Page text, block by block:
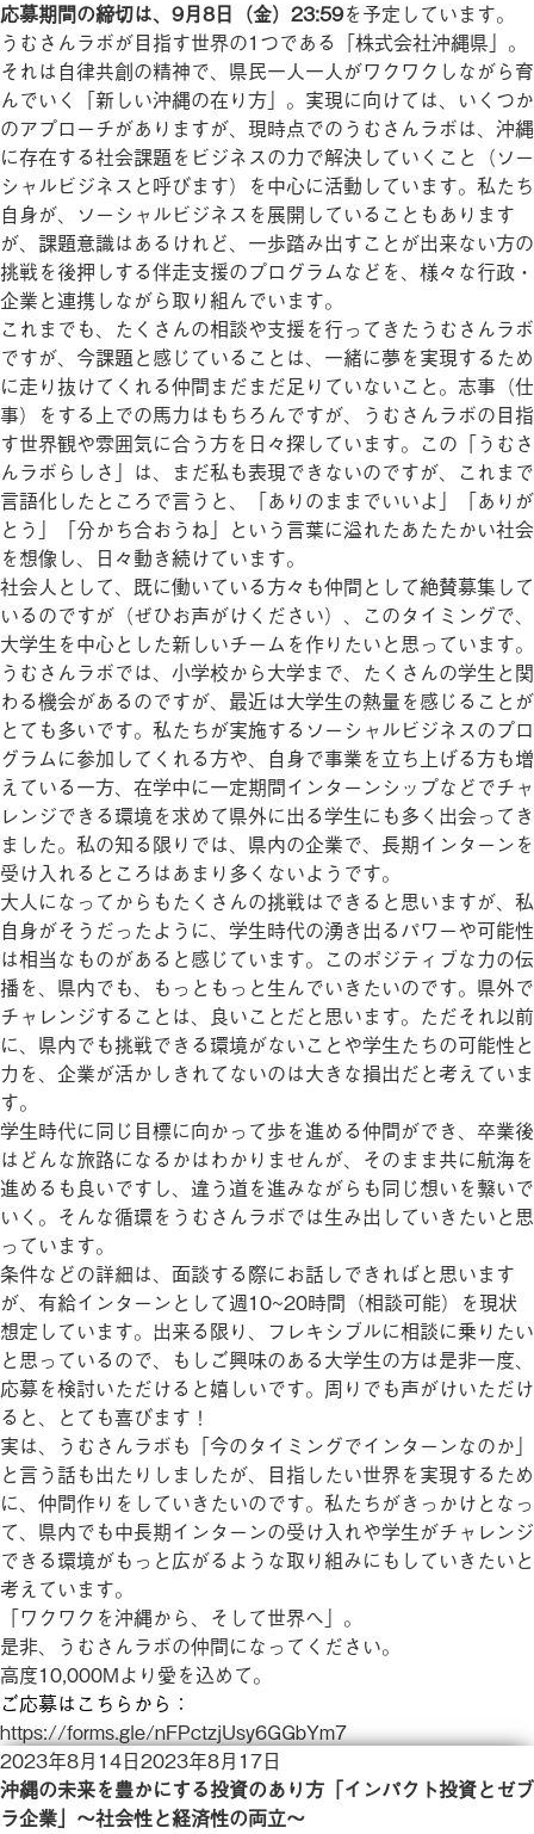
応募期間の締切は、9月8日（金）23:59を予定しています。
うむさんラボが目指す世界の1つである「株式会社沖縄県」。
それは自律共創の精神で、県民一人一人がワクワクしながら育
んでいく「新しい沖縄の在り方」。実現に向けては、いくつか
のアプローチがありますが、現時点でのうむさんラボは、沖縄
に存在する社会課題をビジネスの力で解決していくこと（ソー
シャルビジネスと呼びます）を中心に活動しています。私たち
自身が、ソーシャルビジネスを展開していることもあります
が、課題意識はあるけれど、一歩踏み出すことが出来ない方の
挑戦を後押しする伴走支援のプログラムなどを、様々な行政・
企業と連携しながら取り組んでいます。
これまでも、たくさんの相談や支援を行ってきたうむさんラボ
ですが、今課題と感じていることは、一緒に夢を実現するため
に走り抜けてくれる仲間まだまだ足りていないこと。志事（仕
事）をする上での馬力はもちろんですが、うむさんラボの目指
す世界観や雰囲気に合う方を日々探しています。この「うむさ
んラボらしさ」は、まだ私も表現できないのですが、これまで
言語化したところで言うと、「ありのままでいいよ」「ありが
とう」「分かち合おうね」という言葉に溢れたあたたかい社会
を想像し、日々動き続けています。
社会人として、既に働いている方々も仲間として絶賛募集して
いるのですが（ぜひお声がけください）、このタイミングで、
大学生を中心とした新しいチームを作りたいと思っています。
うむさんラボでは、小学校から大学まで、たくさんの学生と関
わる機会があるのですが、最近は大学生の熱量を感じることが
とても多いです。私たちが実施するソーシャルビジネスのプロ
グラムに参加してくれる方や、自身で事業を立ち上げる方も増
えている一方、在学中に一定期間インターンシップなどでチャ
レンジできる環境を求めて県外に出る学生にも多く出会ってき
ました。私の知る限りでは、県内の企業で、長期インターンを
受け入れるところはあまり多くないようです。
大人になってからもたくさんの挑戦はできると思いますが、私
自身がそうだったように、学生時代の湧き出るパワーや可能性
は相当なものがあると感じています。このポジティブな力の伝
播を、県内でも、もっともっと生んでいきたいのです。県外で
チャレンジすることは、良いことだと思います。ただそれ以前
に、県内でも挑戦できる環境がないことや学生たちの可能性と
力を、企業が活かしきれてないのは大きな損出だと考えていま
す。
学生時代に同じ目標に向かって歩を進める仲間ができ、卒業後
はどんな旅路になるかはわかりませんが、そのまま共に航海を
進めるも良いですし、違う道を進みながらも同じ想いを繋いで
いく。そんな循環をうむさんラボでは生み出していきたいと思
っています。
条件などの詳細は、面談する際にお話しできればと思います
が、有給インターンとして週10~20時間（相談可能）を現状
想定しています。出来る限り、フレキシブルに相談に乗りたい
と思っているので、もしご興味のある大学生の方は是非一度、
応募を検討いただけると嬉しいです。周りでも声がけいただけ
ると、とても喜びます！
実は、うむさんラボも「今のタイミングでインターンなのか」
と言う話も出たりしましたが、目指したい世界を実現するため
に、仲間作りをしていきたいのです。私たちがきっかけとなっ
て、県内でも中長期インターンの受け入れや学生がチャレンジ
できる環境がもっと広がるような取り組みにもしていきたいと
考えています。
「ワクワクを沖縄から、そして世界へ」。
是非、うむさんラボの仲間になってください。
高度10,000Mより愛を込めて。
ご応募はこちらから：
https://forms.gle/nFPctzjUsy6GGbYm7
投
稿
日:
2023年8月14日2023年8月17日
沖縄の未来を豊かにする投資のあり方「インパクト投資とゼブ
ラ企業」～社会性と経済性の両立～